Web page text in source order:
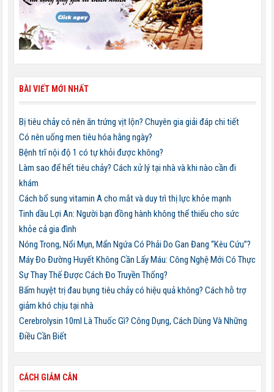
BÀI VIẾT MỚI NHẤT
Bị tiêu chảy có nên ăn trứng vịt lộn? Chuyên gia giải đáp chi tiết
Có nên uống men tiêu hóa hằng ngày?
Bệnh trĩ nội độ 1 có tự khỏi được không?
Làm sao để hết tiêu chảy? Cách xử lý tại nhà và khi nào cần đi
khám
Cách bổ sung vitamin A cho mắt và duy trì thị lực khỏe mạnh
Tinh dầu Lợi An: Người bạn đồng hành không thể thiếu cho sức
khỏe cả gia đình
Nóng Trong, Nổi Mụn, Mẩn Ngứa Có Phải Do Gan Đang “Kêu Cứu”?
Máy Đo Đường Huyết Không Cần Lấy Máu: Công Nghệ Mới Có Thực
Sự Thay Thế Được Cách Đo Truyền Thống?
Bấm huyệt trị đau bụng tiêu chảy có hiệu quả không? Cách hỗ trợ
giảm khó chịu tại nhà
Cerebrolysin 10ml Là Thuốc Gì? Công Dụng, Cách Dùng Và Những
Điều Cần Biết
CÁCH GIẢM CÂN